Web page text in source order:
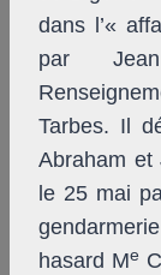
dans l’«
par
Tarbes. Il
Abraham et
le 25 mai
hasard Me